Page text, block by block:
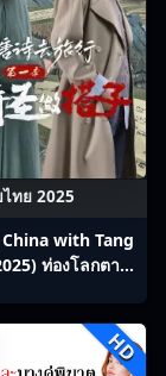
ทย 2025
with Tang
ท่องโลกตาม
HD